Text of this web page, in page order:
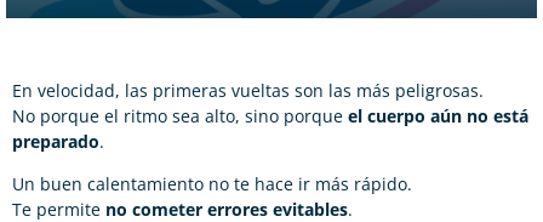
En velocidad, las primeras vueltas son las más peligrosas.
No porque el ritmo sea alto, sino porque el cuerpo aún no está
preparado.
Un buen calentamiento no te hace ir más rápido.
Te permite no cometer errores evitables.